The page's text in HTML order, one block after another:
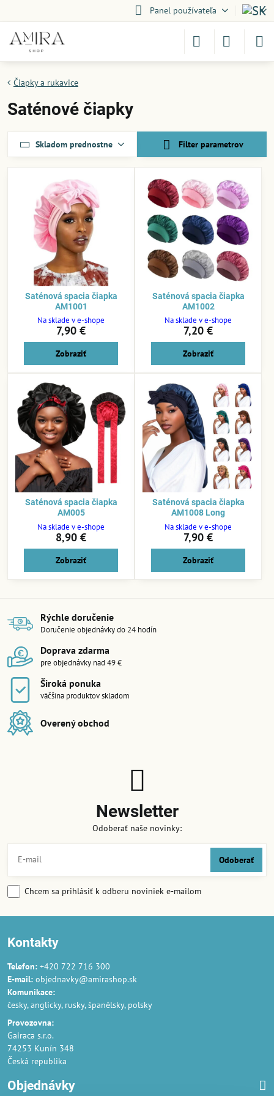
Panel používateľa
Čiapky a rukavice
Saténové čiapky
Skladom prednostne Filter parametrov
Saténová spacia čiapka
AM1001
Na sklade v e-shope
7,90 €
Zobraziť
Saténová spacia čiapka
AM1002
Na sklade v e-shope
7,20 €
Zobraziť
Saténová spacia čiapka
AM005
Na sklade v e-shope
8,90 €
Zobraziť
Saténová spacia čiapka
AM1008 Long
Na sklade v e-shope
7,90 €
Zobraziť
Rýchle doručenie
Doručenie objednávky do 24 hodín
Doprava zdarma
pre objednávky nad 49 €
Široká ponuka
väčšina produktov skladom
Overený obchod
Newsletter
Odoberať naše novinky:
Odoberať
Chcem sa prihlásiť k odberu noviniek e-mailom
Kontakty
Telefon: +420 722 716 300
E-mail: objednavky@amirashop.sk
Komunikace:
česky, anglicky, rusky, španělsky, polsky
Provozovna:
Gairaca s.r.o.
74253 Kunín 348
Česká republika
Objednávky